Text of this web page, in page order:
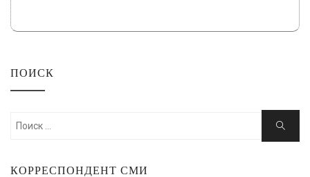
ПОИСК
Искать:
Поиск
КОРРЕСПОНДЕНТ СМИ